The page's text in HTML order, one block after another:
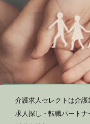
介護求人セレクトは介護
求人探し・転職パート